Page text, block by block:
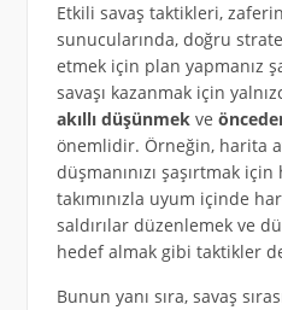
Etkili savaş taktikleri,
sunucularında, doğru
etmek için plan yapmanız
savaşı kazanmak için
akıllı düşünmekve
önemlidir. Örneğin, harita
düşmanınızı şaşırtmak
takımınızla uyum içinde
saldırılar düzenlemek ve
hedef almak gibi taktikler
Bunun yanı sıra, savaş